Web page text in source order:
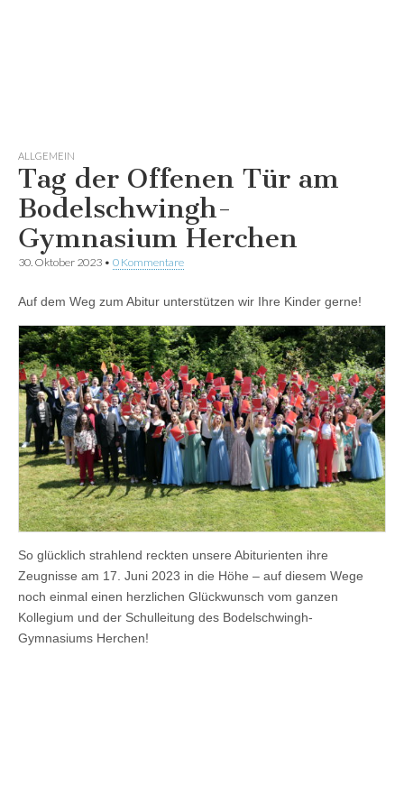
ALLGEMEIN
Tag der Offenen Tür am
Bodelschwingh-
Gymnasium Herchen
30. Oktober 2023 • 0 Kommentare
Auf dem Weg zum Abitur unterstützen wir Ihre Kinder gerne!
So glücklich strahlend reckten unsere Abiturienten ihre
Zeugnisse am 17. Juni 2023 in die Höhe – auf diesem Wege
noch einmal einen herzlichen Glückwunsch vom ganzen
Kollegium und der Schulleitung des Bodelschwingh-
Gymnasiums Herchen!